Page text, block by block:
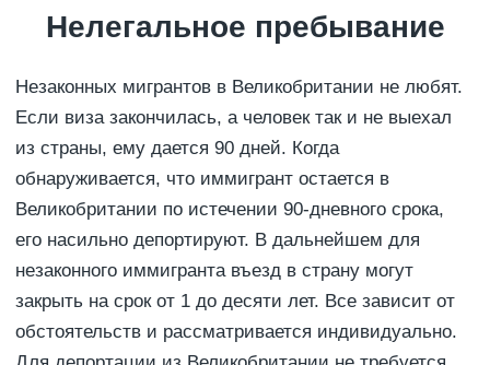
Нелегальное пребывание
Незаконных мигрантов в Великобритании не любят.
Если виза закончилась, а человек так и не выехал
из страны, ему дается 90 дней. Когда
обнаруживается, что иммигрант остается в
Великобритании по истечении 90-дневного срока,
его насильно депортируют. В дальнейшем для
незаконного иммигранта въезд в страну могут
закрыть на срок от 1 до десяти лет. Все зависит от
обстоятельств и рассматривается индивидуально.